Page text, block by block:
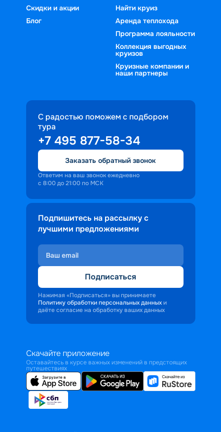
Скидки и акции
Блог
Найти круиз
Аренда теплохода
Программа лояльности
Коллекция выгодных
круизов
Круизные компании и
наши партнеры
С радостью поможем с подбором
тура
+7 495 877-58-34
Заказать обратный звонок
Ответим на ваш звонок ежедневно
с 8:00 до 21:00 по МСК
Подпишитесь на рассылку с
лучшими предложениями
Подписаться
Нажимая «Подписаться» вы принимаете
Политику обработки персональных данных и
даёте согласие на обработку ваших данных
Скачайте приложение
Оставайтесь в курсе важных изменений в предстоящих
путешествиях